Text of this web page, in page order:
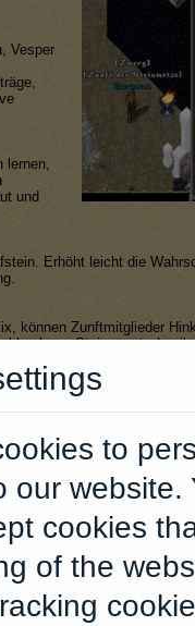
Vesper
und
Erhöht leicht die
können Zunftmitglieder
Steinvorrat, den
für zuhause.
Geoden und andere
eure Erfolgschance
für 4 kleine und 3 große
to
our
cookies
of the